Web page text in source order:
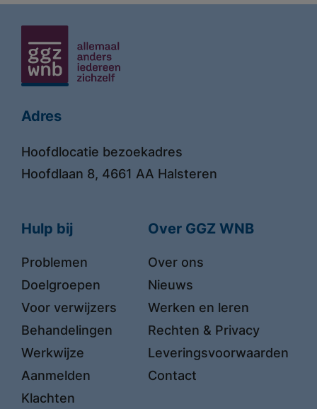
Adres
Hoofdlocatie bezoekadres
Hoofdlaan 8, 4661 AA Halsteren
Hulp bij
Problemen
Doelgroepen
Voor verwijzers
Behandelingen
Werkwijze
Aanmelden
Klachten
Over GGZ WNB
Over ons
Nieuws
Werken en leren
Rechten & Privacy
Leveringsvoorwaarden
Contact